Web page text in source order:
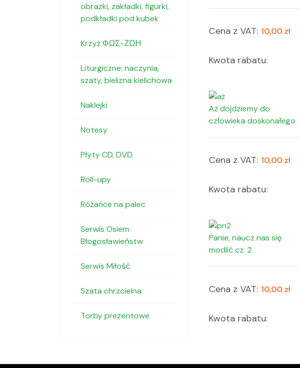
obrazki, zakładki, figurki,
podkładki pod kubek
Krzyż ΦΩΣ-ΖΩΗ
Liturgiczne: naczynia,
szaty, bielizna kielichowa
Naklejki
Notesy
Płyty CD, DVD
Roll-upy
Różańce na palec
Serwis Osiem
Błogosławieństw
Serwis Miłość
Szata chrzcielna
Torby prezentowe
Cena z VAT: 10,00 zł
Kwota rabatu:
Aż dojdziemy do
człowieka doskonałego
Cena z VAT: 10,00 zł
Kwota rabatu:
Panie, naucz nas się
modlić cz. 2
Cena z VAT: 10,00 zł
Kwota rabatu: